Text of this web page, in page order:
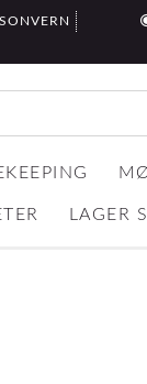
LAGER